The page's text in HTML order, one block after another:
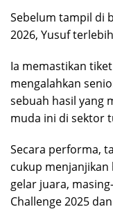
Sebelum tampil di
2026, Yusuf
Ia memastikan
mengalahkan
sebuah hasil yang
muda ini di sektor
Secara performa,
cukup menjanjikan
gelar juara,
Challenge 2025